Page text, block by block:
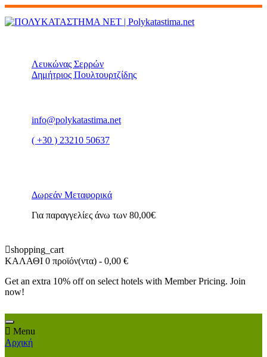
Λευκώνας Σερρών
Δημήτριος Πουλτουρτζίδης
info@polykatastima.net
( +30 ) 23210 50637
Δωρεάν Μεταφορικά
Για παραγγελίες άνω των 80,00€
shopping_cart
ΚΑΛΑΘΙ 0 προϊόν(ντα) - 0,00 €
Get an extra 10% off on select hotels with Member Pricing. Join
now!
Menu
Αρχική